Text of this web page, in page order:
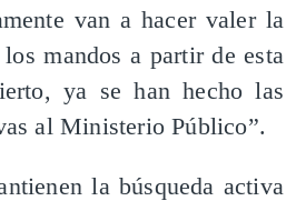
van a hacer valer la
mandos a partir de esta
ya se han hecho las
al Ministerio Público”.
la búsqueda activa